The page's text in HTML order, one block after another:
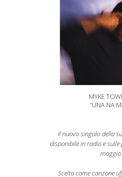
MYKE
“UNA NA
Il nuovo singolo della
disponibile in radio e
maggio
Scelta come canzone